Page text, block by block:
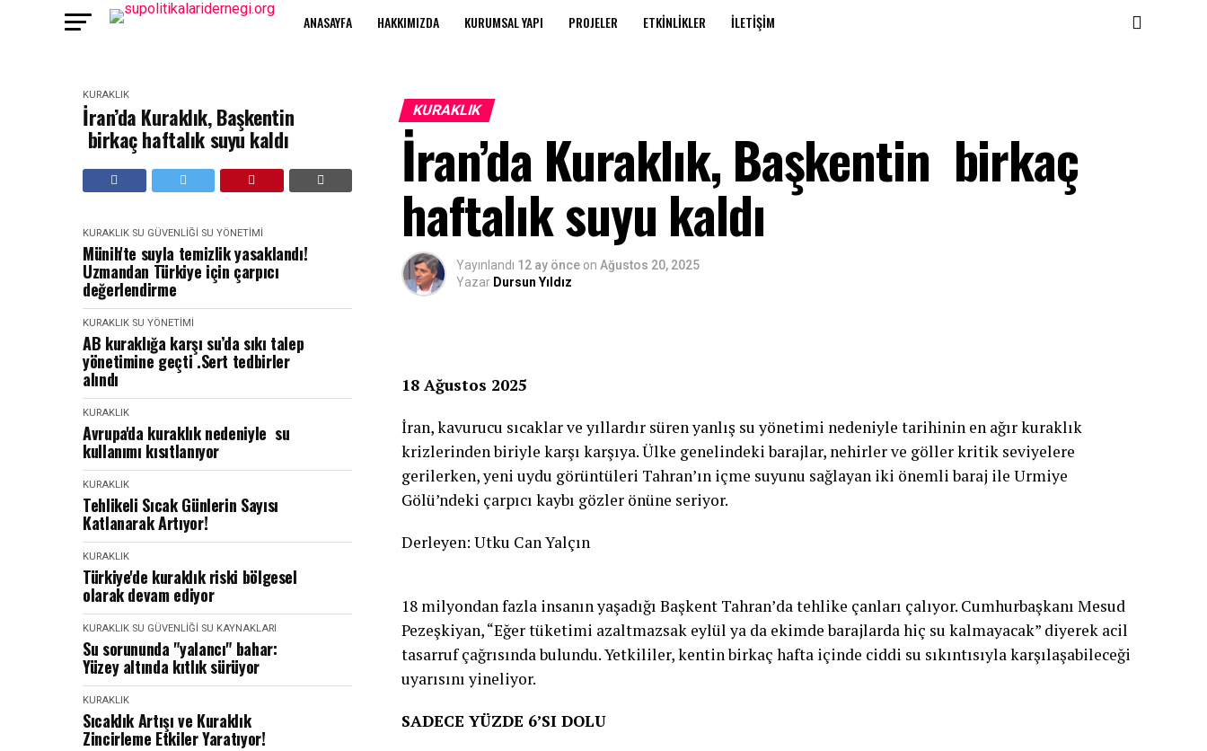
ANASAYFA HAKKIMIZDA KURUMSAL YAPI PROJELER ETKINLIKLER İLETIŞIM
KURAKLIK
İran’da Kuraklık, Başkentin
birkaç haftalık suyu kaldı
KURAKLIK SU GÜVENLIĞI SU YÖNETIMI
Münih'te suyla temizlik yasaklandı!
Uzmandan Türkiye için çarpıcı
değerlendirme
KURAKLIK SU YÖNETIMI
AB kuraklığa karşı su’da sıkı talep
yönetimine geçti .Sert tedbirler
alındı
KURAKLIK
Avrupa'da kuraklık nedeniyle su
kullanımı kısıtlanıyor
KURAKLIK
Tehlikeli Sıcak Günlerin Sayısı
Katlanarak Artıyor!
KURAKLIK
Türkiye'de kuraklık riski bölgesel
olarak devam ediyor
KURAKLIK SU GÜVENLIĞI SU KAYNAKLARI
Su sorununda "yalancı" bahar:
Yüzey altında kıtlık sürüyor
KURAKLIK
Sıcaklık Artışı ve Kuraklık
Zincirleme Etkiler Yaratıyor!
KURAKLIK
İran’da Kuraklık, Başkentin birkaç
haftalık suyu kaldı
Yayınlandı 12 ay önce on Ağustos 20, 2025
Yazar Dursun Yıldız
18 Ağustos 2025
İran, kavurucu sıcaklar ve yıllardır süren yanlış su yönetimi nedeniyle tarihinin en ağır kuraklık
krizlerinden biriyle karşı karşıya. Ülke genelindeki barajlar, nehirler ve göller kritik seviyelere
gerilerken, yeni uydu görüntüleri Tahran’ın içme suyunu sağlayan iki önemli baraj ile Urmiye
Gölü’ndeki çarpıcı kaybı gözler önüne seriyor.
Derleyen: Utku Can Yalçın
18 milyondan fazla insanın yaşadığı Başkent Tahran’da tehlike çanları çalıyor. Cumhurbaşkanı Mesud
Pezeşkiyan, “Eğer tüketimi azaltmazsak eylül ya da ekimde barajlarda hiç su kalmayacak” diyerek acil
tasarruf çağrısında bulundu. Yetkililer, kentin birkaç hafta içinde ciddi su sıkıntısıyla karşılaşabileceği
uyarısını yineliyor.
SADECE YÜZDE 6’SI DOLU